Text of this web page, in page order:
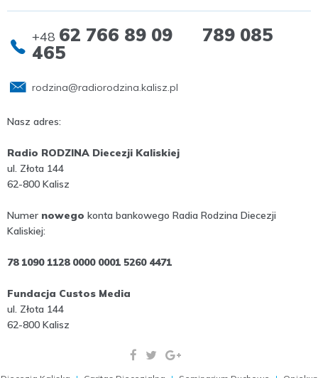
+48 62 766 89 09 789 085
465
rodzina@radiorodzina.kalisz.pl
Nasz adres:
Radio RODZINA Diecezji Kaliskiej
ul. Złota 144
62-800 Kalisz
Numer nowego konta bankowego Radia Rodzina Diecezji
Kaliskiej:
78 1090 1128 0000 0001 5260 4471
Fundacja Custos Media
ul. Złota 144
62-800 Kalisz